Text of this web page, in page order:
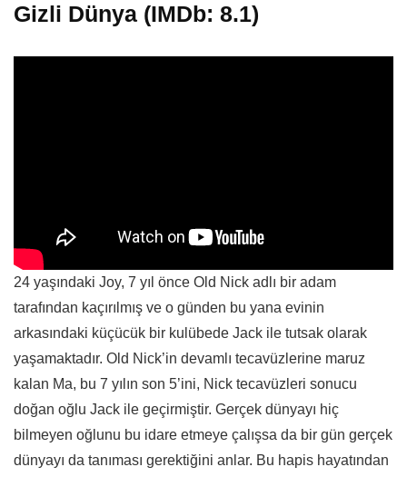
Gizli Dünya (IMDb: 8.1)
24 yaşındaki Joy, 7 yıl önce Old Nick adlı bir adam
tarafından kaçırılmış ve o günden bu yana evinin
arkasındaki küçücük bir kulübede Jack ile tutsak olarak
yaşamaktadır. Old Nick’in devamlı tecavüzlerine maruz
kalan Ma, bu 7 yılın son 5’ini, Nick tecavüzleri sonucu
doğan oğlu Jack ile geçirmiştir. Gerçek dünyayı hiç
bilmeyen oğlunu bu idare etmeye çalışsa da bir gün gerçek
dünyayı da tanıması gerektiğini anlar. Bu hapis hayatından